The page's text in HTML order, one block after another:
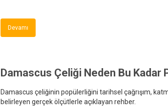
Devamı
Damascus Çeliği Neden Bu Kadar
Damascus çeliğinin popülerliğini tarihsel çağrışım,
belirleyen gerçek ölçütlerle açıklayan rehber.